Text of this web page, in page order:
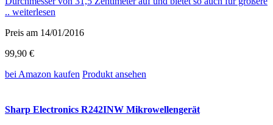
.. weiterlesen
Preis am 14/01/2016
99,90 €
bei Amazon kaufen Produkt ansehen
Sharp Electronics R242INW Mikrowellengerät